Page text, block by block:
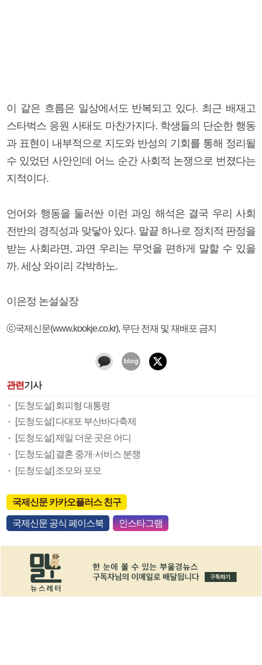
이 같은 흐름은 일상에서도 반복되고 있다. 최근 배재고
스타벅스 응원 사태도 마찬가지다. 학생들의 단순한 행동
과 표현이 내부적으로 지도와 반성의 기회를 통해 정리될
수 있었던 사안인데 어느 순간 사회적 논쟁으로 번졌다는
지적이다.
언어와 행동을 둘러싼 이런 과잉 해석은 결국 우리 사회
전반의 경직성과 맞닿아 있다. 말끝 하나로 정치적 판정을
받는 사회라면, 과연 우리는 무엇을 편하게 말할 수 있을
까. 세상 와이리 각박하노.
이은정 논설실장
ⓒ국제신문(www.kookje.co.kr), 무단 전재 및 재배포 금지
관련기사
[도청도설] 회피형 대통령
[도청도설] 다대포 부산바다축제
[도청도설] 제일 더운 곳은 어디
[도청도설] 결혼 중개·서비스 분쟁
[도청도설] 조모와 포모
국제신문 카카오플러스 친구
국제신문 공식 페이스북 인스타그램